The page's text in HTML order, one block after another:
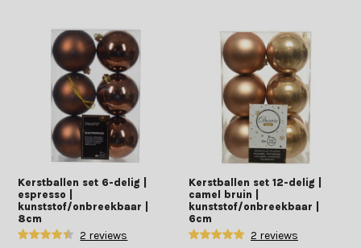
Kerstballen set 6-delig |
espresso |
kunststof/onbreekbaar |
8cm
2 reviews
Kerstballen set 12-delig |
camel bruin |
kunststof/onbreekbaar |
6cm
2 reviews